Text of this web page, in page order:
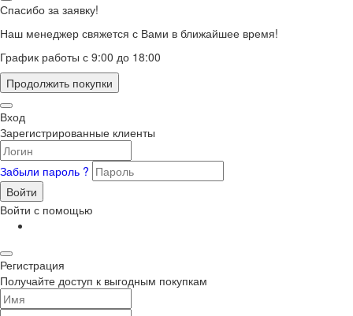
Спасибо за заявку!
Наш менеджер свяжется с Вами в ближайшее время!
График работы с 9:00 до 18:00
Продолжить покупки
Вход
Зарегистрированные клиенты
Забыли пароль ?
Войти
Войти с помощью
Регистрация
Получайте доступ к выгодным покупкам